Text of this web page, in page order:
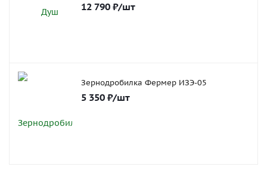
12 790 ₽/шт
Зернодробилка Фермер ИЗЭ-05
5 350 ₽/шт